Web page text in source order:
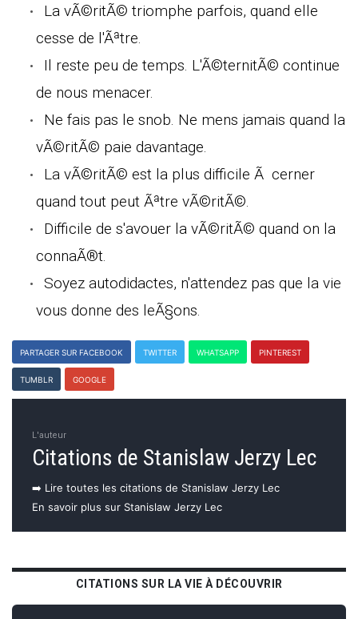
La vÃ©ritÃ© triomphe parfois, quand elle
cesse de l'Ãªtre.
Il reste peu de temps. L'Ã©ternitÃ© continue
de nous menacer.
Ne fais pas le snob. Ne mens jamais quand la
vÃ©ritÃ© paie davantage.
La vÃ©ritÃ© est la plus difficile Ã cerner
quand tout peut Ãªtre vÃ©ritÃ©.
Difficile de s'avouer la vÃ©ritÃ© quand on la
connaÃ®t.
Soyez autodidactes, n'attendez pas que la vie
vous donne des leÃ§ons.
PARTAGER SUR FACEBOOK TWITTER WHATSAPP PINTEREST
TUMBLR GOOGLE
L'auteur
Citations de Stanislaw Jerzy Lec
➡️ Lire toutes les citations de Stanislaw Jerzy Lec
En savoir plus sur Stanislaw Jerzy Lec
CITATIONS SUR LA VIE À DÉCOUVRIR